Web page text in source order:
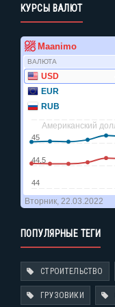
КУРСЫ ВАЛЮТ
ПОПУЛЯРНЫЕ ТЕГИ
СТРОИТЕЛЬСТВО
ГРУЗОВИКИ